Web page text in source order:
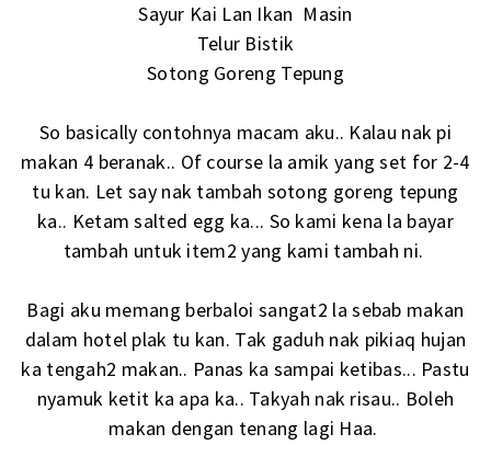
Sayur Kai Lan Ikan Masin
Telur Bistik
Sotong Goreng Tepung
So basically contohnya macam aku.. Kalau nak pi
makan 4 beranak.. Of course la amik yang set for 2-4
tu kan. Let say nak tambah sotong goreng tepung
ka.. Ketam salted egg ka... So kami kena la bayar
tambah untuk item2 yang kami tambah ni.
Bagi aku memang berbaloi sangat2 la sebab makan
dalam hotel plak tu kan. Tak gaduh nak pikiaq hujan
ka tengah2 makan.. Panas ka sampai ketibas... Pastu
nyamuk ketit ka apa ka.. Takyah nak risau.. Boleh
makan dengan tenang lagi Haa.